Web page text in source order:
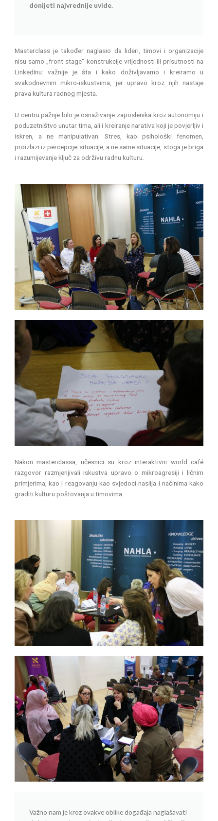
donijeti najvrednije uvide.
Masterclass je također naglasio da lideri, timovi i organizacije
nisu samo „front stage“ konstrukcije vrijednosti ili prisutnosti na
LinkedInu: važnije je šta i kako doživljavamo i kreiramo u
svakodnevnim mikro-iskustvima, jer upravo kroz njih nastaje
prava kultura radnog mjesta.
U centru pažnje bilo je osnaživanje zaposlenika kroz autonomiju i
poduzetništvo unutar tima, ali i kreiranje narativa koji je povjerljiv i
iskren, a ne manipulativan. Stres, kao psihološki fenomen,
proizlazi iz percepcije situacije, a ne same situacije, stoga je briga
i razumijevanje ključ za održivu radnu kulturu.
Nakon masterclassa, učesnici su kroz interaktivni world café
razgovor razmjenjivali iskustva upravo o mikroagresiji i ličnim
primjerima, kao i reagovanju kao svjedoci nasilja i načinima kako
graditi kulturu poštovanja u timovima.
Važno nam je kroz ovakve oblike događaja naglašavati